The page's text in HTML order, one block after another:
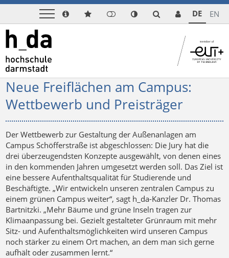
DE EN
Neue Freiflächen am Campus:
Wettbewerb und Preisträger
Der Wettbewerb zur Gestaltung der Außenanlagen am
Campus Schöfferstraße ist abgeschlossen: Die Jury hat die
drei überzeugendsten Konzepte ausgewählt, von denen eines
in den kommenden Jahren umgesetzt werden soll. Das Ziel ist
eine bessere Aufenthaltsqualität für Studierende und
Beschäftigte. „Wir entwickeln unseren zentralen Campus zu
einem grünen Campus weiter“, sagt h_da-Kanzler Dr. Thomas
Bartnitzki. „Mehr Bäume und grüne Inseln tragen zur
Klimaanpassung bei. Gezielt gestalteter Grünraum mit mehr
Sitz- und Aufenthaltsmöglichkeiten wird unseren Campus
noch stärker zu einem Ort machen, an dem man sich gerne
aufhält oder zusammen lernt.“